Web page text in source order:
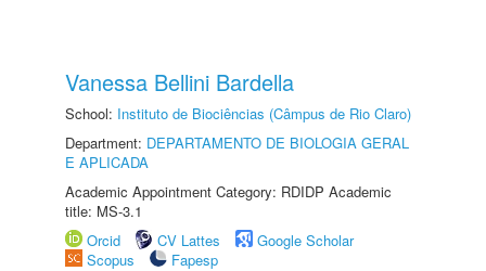
Vanessa Bellini Bardella
School: Instituto de Biociências (Câmpus de Rio Claro)
Department: DEPARTAMENTO DE BIOLOGIA GERAL
E APLICADA
Academic Appointment Category: RDIDP Academic
title: MS-3.1
Orcid
CV Lattes
Google Scholar
Scopus
Fapesp